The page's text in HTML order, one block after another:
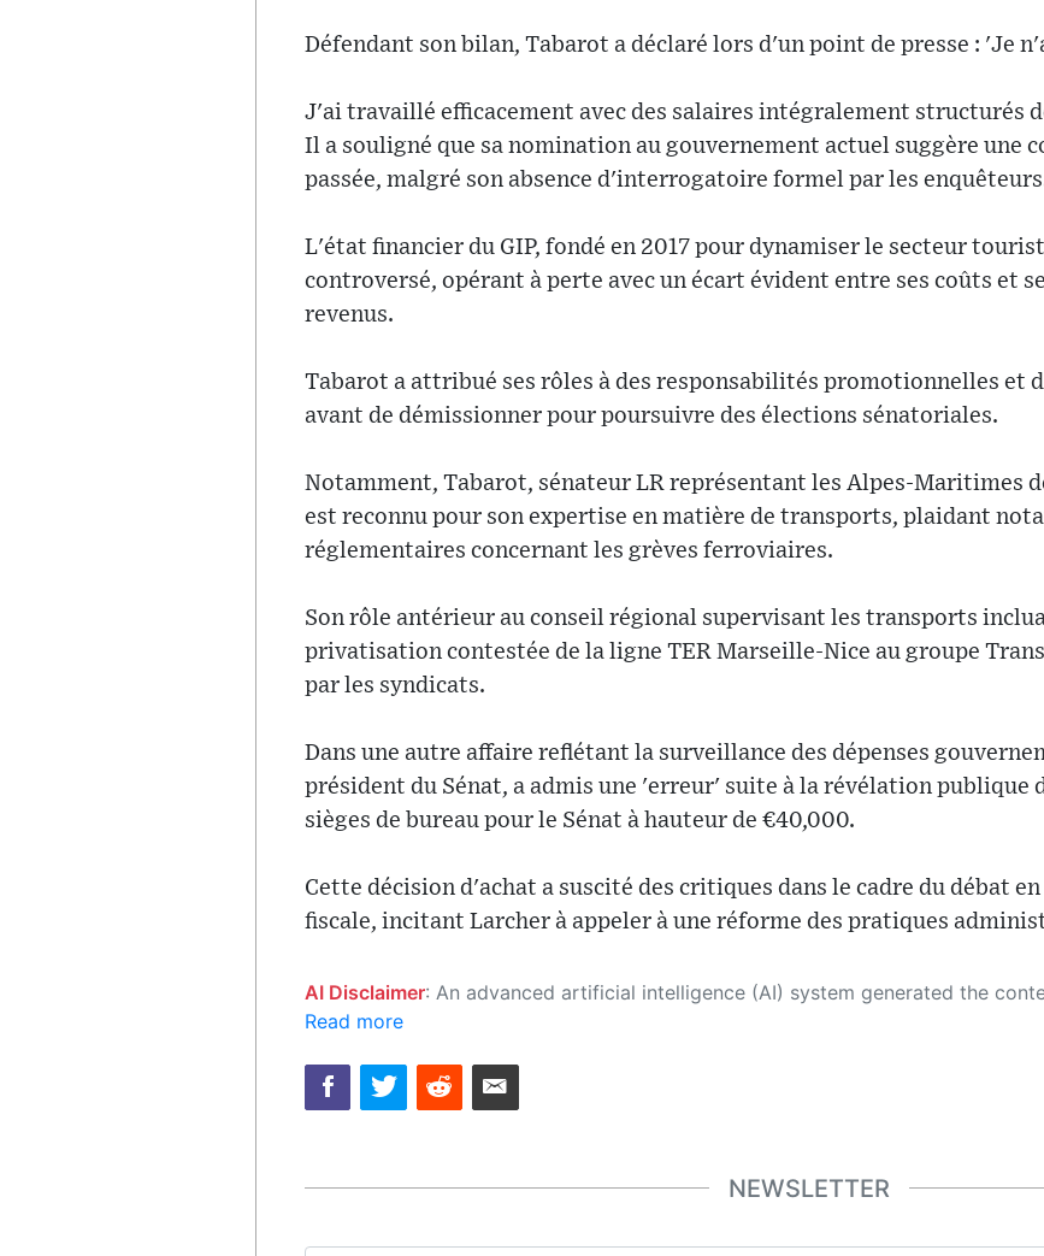
Défendant son bilan, Tabarot a déclaré lors d'un point de presse : 'Je
J'ai travaillé efficacement avec des salaires intégralement structurés
Il a souligné que sa nomination au gouvernement actuel suggère une
passée, malgré son absence d'interrogatoire formel par les
L'état financier du GIP, fondé en 2017 pour dynamiser le secteur
controversé, opérant à perte avec un écart évident entre ses coûts et
revenus.
Tabarot a attribué ses rôles à des responsabilités promotionnelles et
avant de démissionner pour poursuivre des élections sénatoriales.
Notamment, Tabarot, sénateur LR représentant les Alpes-Maritimes
est reconnu pour son expertise en matière de transports, plaidant
réglementaires concernant les grèves ferroviaires.
Son rôle antérieur au conseil régional supervisant les transports
privatisation contestée de la ligne TER Marseille-Nice au groupe
par les syndicats.
Dans une autre affaire reflétant la surveillance des dépenses
président du Sénat, a admis une 'erreur' suite à la révélation publique
sièges de bureau pour le Sénat à hauteur de €40,000.
Cette décision d'achat a suscité des critiques dans le cadre du débat
fiscale, incitant Larcher à appeler à une réforme des pratiques
AI Disclaimer: An advanced artificial intelligence (AI) system generated the content of this page on its own. This innovative technology conducts extensive research from a variety of reliable sources, performs rigorous fact-checking and verification, cleans up and balances biased or manipulated content, and presents a minimal factual summary that is just enough yet essential for you to function as an informed and educated citizen. Please keep in mind, however, that this
Read more
NEWSLETTER